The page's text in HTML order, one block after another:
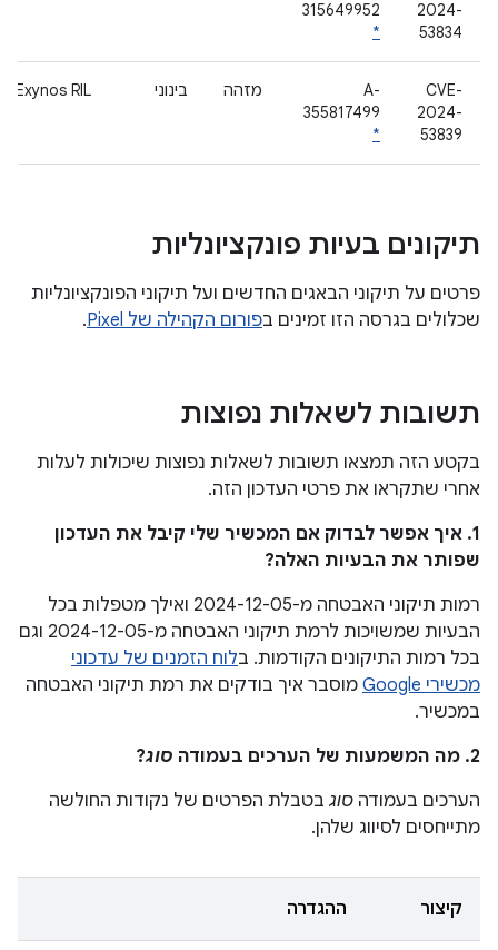
2024-
53834
315649952
*
CVE-
2024-
53839
A-
355817499
*
מזהה בינוני Exynos RIL
תיקונים בעיות פונקציונליות
פרטים על תיקוני הבאגים החדשים ועל תיקוני הפונקציונליות
שכלולים בגרסה הזו זמינים בפורום הקהילה של Pixel .
תשובות לשאלות נפוצות
בקטע הזה תמצאו תשובות לשאלות נפוצות שיכולות לעלות
אחרי שתקראו את פרטי העדכון הזה.
1. איך אפשר לבדוק אם המכשיר שלי קיבל את העדכון
שפותר את הבעיות האלה?
רמות תיקוני האבטחה מ-2024-12-05 ואילך מטפלות בכל
הבעיות שמשויכות לרמת תיקוני האבטחה מ-2024-12-05 וגם
בכל רמות התיקונים הקודמות. בלוח הזמנים של עדכוני
מכשירי Google
מוסבר איך בודקים את רמת תיקוני האבטחה
במכשיר.
2. מה המשמעות של הערכים בעמודה
סוג?
הערכים בעמודה סוג בטבלת הפרטים של נקודות החולשה
מתייחסים לסיווג שלהן.
קיצור ההגדרה